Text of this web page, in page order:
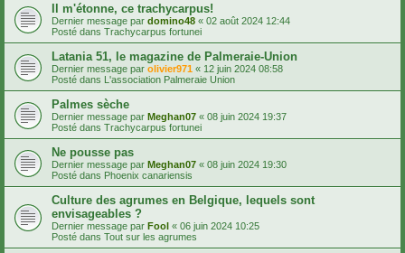
Il m'étonne, ce trachycarpus!
Dernier message par domino48 « 02 août 2024 12:44
Posté dans Trachycarpus fortunei
Latania 51, le magazine de Palmeraie-Union
Dernier message par olivier971 « 12 juin 2024 08:58
Posté dans L'association Palmeraie Union
Palmes sèche
Dernier message par Meghan07 « 08 juin 2024 19:37
Posté dans Trachycarpus fortunei
Ne pousse pas
Dernier message par Meghan07 « 08 juin 2024 19:30
Posté dans Phoenix canariensis
Culture des agrumes en Belgique, lequels sont
envisageables ?
Dernier message par Fool « 06 juin 2024 10:25
Posté dans Tout sur les agrumes